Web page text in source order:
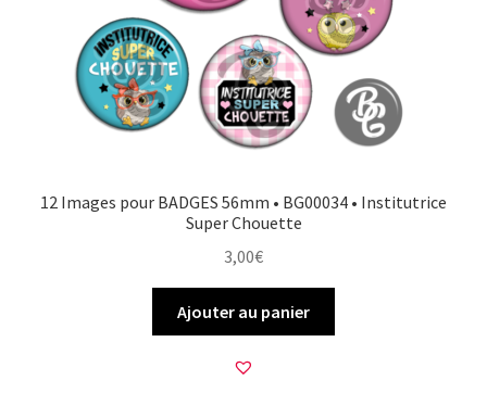
12 Images pour BADGES 56mm • BG00034 • Institutrice
Super Chouette
3,00€
Ajouter au panier